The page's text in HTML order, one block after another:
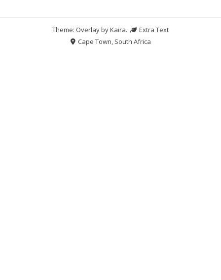
Theme: Overlay byKaira.
Extra Text
Cape Town, South Africa